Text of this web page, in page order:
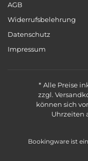
AGB
Widerrufsbelehrung
Datenschutz
Impressum
Alle Preise
zzgl.
können sich
Uhrzeiten
Bookingware ist